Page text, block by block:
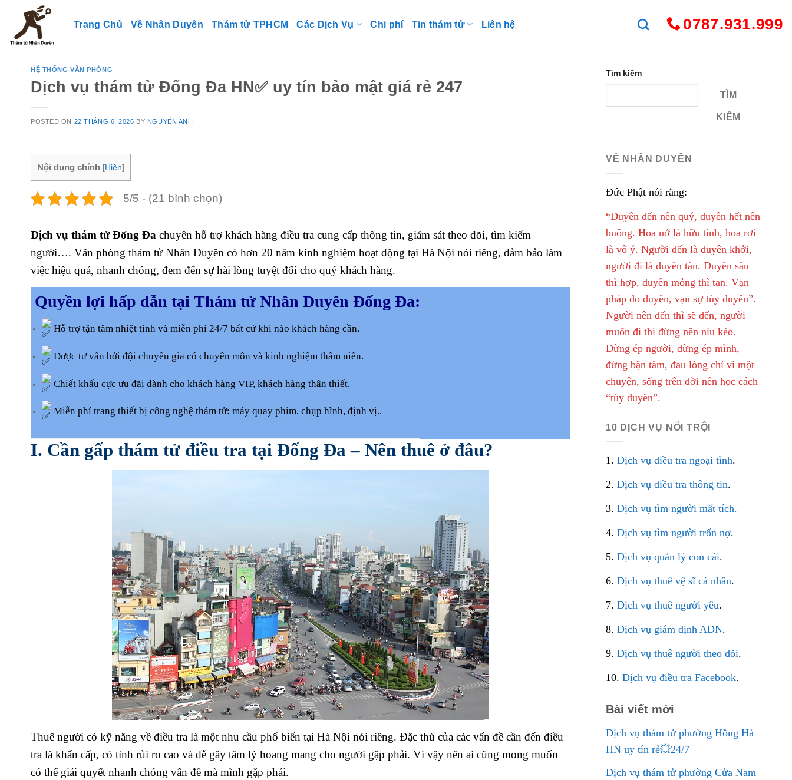
content
Trang Chủ Về Nhân Duyên Thám tử TPHCM Các Dịch Vụ Chi phí Tin thám tử Liên hệ 0787.931.999
HỆ THỐNG VĂN PHÒNG
Dịch vụ thám tử Đống Đa HN✅ uy tín bảo mật giá rẻ 247
POSTED ON 22 THÁNG 6, 2026 BY NGUYỄN ANH
Nội dung chính [Hiện]
5/5 - (21 bình chọn)
Dịch vụ thám tử Đống Đa chuyên hỗ trợ khách hàng điều tra cung cấp thông tin, giám sát theo dõi, tìm kiếm
người…. Văn phòng thám tử Nhân Duyên có hơn 20 năm kinh nghiệm hoạt động tại Hà Nội nói riêng, đảm bảo làm
việc hiệu quả, nhanh chóng, đem đến sự hài lòng tuyệt đối cho quý khách hàng.
Quyền lợi hấp dẫn tại Thám tử Nhân Duyên Đống Đa:
Hỗ trợ tận tâm nhiệt tình và miễn phí 24/7 bất cứ khi nào khách hàng cần.
Được tư vấn bởi đội chuyên gia có chuyên môn và kinh nghiệm thâm niên.
Chiết khấu cực ưu đãi dành cho khách hàng VIP, khách hàng thân thiết.
Miễn phí trang thiết bị công nghệ thám tử: máy quay phim, chụp hình, định vị..
I. Cần gấp thám tử điều tra tại Đống Đa – Nên thuê ở đâu?
Thuê người có kỹ năng về điều tra là một nhu cầu phổ biến tại Hà Nội nói riêng. Đặc thù của các vấn đề cần đến điều
tra là khẩn cấp, có tính rủi ro cao và dễ gây tâm lý hoang mang cho người gặp phải. Vì vậy nên ai cũng mong muốn
có thể giải quyết nhanh chóng vấn đề mà mình gặp phải.
Tìm kiếm
TÌM
KIẾM
VỀ NHÂN DUYÊN
Đức Phật nói rằng:
“Duyên đến nên quý, duyên hết nên
buông. Hoa nở là hữu tình, hoa rơi
là vô ý. Người đến là duyên khởi,
người đi là duyên tàn. Duyên sâu
thì hợp, duyên mỏng thì tan. Vạn
pháp do duyên, vạn sự tùy duyên”.
Người nên đến thì sẽ đến, người
muốn đi thì đừng nên níu kéo.
Đừng ép người, đừng ép mình,
đừng bận tâm, đau lòng chỉ vì một
chuyện, sống trên đời nên học cách
“tùy duyên”.
10 DỊCH VỤ NỔI TRỘI
1. Dịch vụ điều tra ngoại tình.
2. Dịch vụ điều tra thông tin.
3. Dịch vụ tìm người mất tích.
4. Dịch vụ tìm người trốn nợ.
5. Dịch vụ quản lý con cái.
6. Dịch vụ thuê vệ sĩ cá nhân.
7. Dịch vụ thuê người yêu.
8. Dịch vụ giám định ADN.
9. Dịch vụ thuê người theo dõi.
10. Dịch vụ điều tra Facebook.
Bài viết mới
Dịch vụ thám tử phường Hồng Hà
HN uy tín rẻ💥24/7
Dịch vụ thám tử phường Cửa Nam